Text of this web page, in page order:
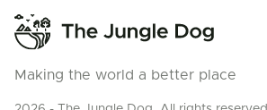
Making the world a better place